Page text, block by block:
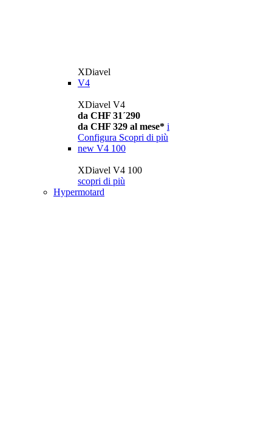
XDiavel
V4
XDiavel V4
da CHF 31´290
da CHF 329 al mese* i
Configura Scopri di più
new V4 100
XDiavel V4 100
scopri di più
Hypermotard